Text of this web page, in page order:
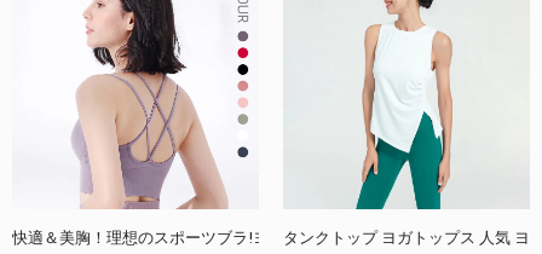
快適＆美胸！理想のスポーツブラ!ヨガ初心者におすすめに！ラウンドネ
タンクトップ ヨガトップス 人気 ヨ